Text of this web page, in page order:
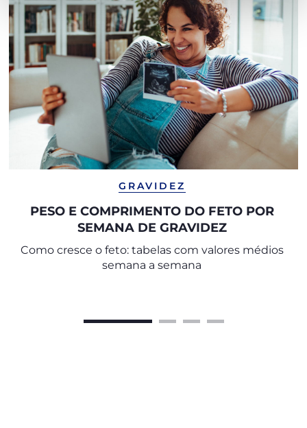
GRAVIDEZ
PESO E COMPRIMENTO DO FETO POR
SEMANA DE GRAVIDEZ
Como cresce o feto: tabelas com valores médios
semana a semana